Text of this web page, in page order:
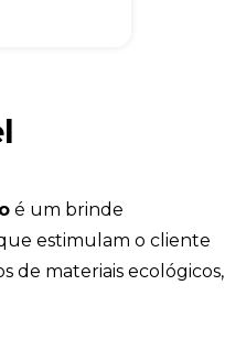
é um brinde
estimulam o cliente
de materiais ecológicos,